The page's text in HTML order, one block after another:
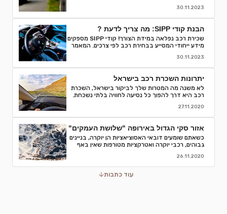
30.11.2023
הבנת קודי SIPP: מה צריך לדעת ?
שכירת רכב נפלאה במידת הצורך! קודי SIPP מספקים
מידע ייחודי המסייע בבחירת רכב לפי צרכים. המאמר
השכרת רכב. קבלו המלצות והסברים לאור הבנה
מדויקת של המאפיינים והמפרטים של רכבי השכרה
30.11.2023
יתרונות השכרת רכב בישראל
לא משנה מה המטרות שלך לביקור בישראל, השכרת
רכב היא דרך להפוך כל נסיעה לחוויה בלתי נשכחת.
הציבורית ולבחור השכרת רכב
27.11.2020
אזור סקי הגדול באירופה "שלושת העמקים"
כשאתם שומעים דובאי האסוציאציות הן יוקרה, בניינים
גבוהים, רכבי יוקרה ואטרקציות מטורפות שאין באף
כלל מפגישות.
26.11.2020
עוד כתבות